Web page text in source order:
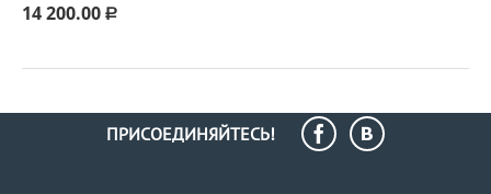
14 200.00 Р
ПРИСОЕДИНЯЙТЕСЬ!